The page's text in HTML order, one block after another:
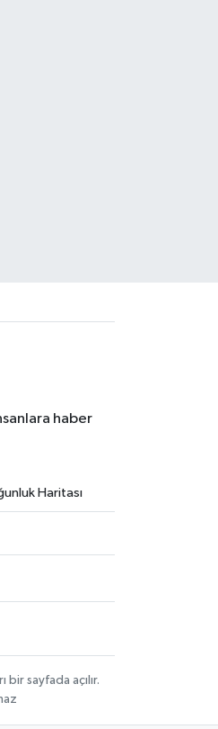
haber
Haritası
sayfada açılır.